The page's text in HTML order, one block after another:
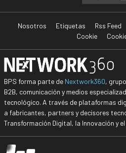
Nosotros Etiquetas Rss Feed
Cookie
BPS forma parte de Nextwork360,
B2B, comunicación y medios
tecnológico. A través de plataformas
a fabricantes, partners y decisores
Transformación Digital, la Innovación y